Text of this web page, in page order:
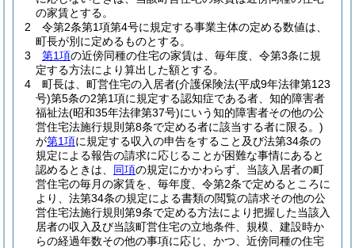
の家賃とする。
2
令第2条第1項第4号に規定する事業主体の定める数値は、
町長が別に定めるものとする。
3
第1項の近傍同種の住宅の家賃は、毎年度、令第3条に規
定する方法により算出した額とする。
4
町長は、町営住宅の入居者(介護保険法(平成9年法律第123
号)第5条の2第1項に規定する認知症である者、知的障害者
福祉法(昭和35年法律第37号)にいう知的障害者その他の公
営住宅法施行規則第8条で定める者に該当する者に限る。)
が第1項に規定する収入の申告をすること及び法第34条の
規定による報告の請求に応じることが困難な事情にあると
認めるときは、 同項の規定にかかわらず、当該入居者の町
営住宅の毎月の家賃を、毎年度、令第2条で定めるところに
より、法第34条の規定による書類の閲覧の請求その他の公
営住宅法施行規則第9条で定める方法により把握した当該入
居者の収入及び当該町営住宅の立地条件、規模、建設時か
らの経過年数その他の事項に応じ、かつ、近傍同種の住宅